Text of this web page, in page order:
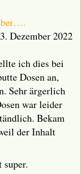
Dezember 2022
ich dies bei
Dosen an,
Sehr ärgerlich
war leider
Bekam
der Inhalt